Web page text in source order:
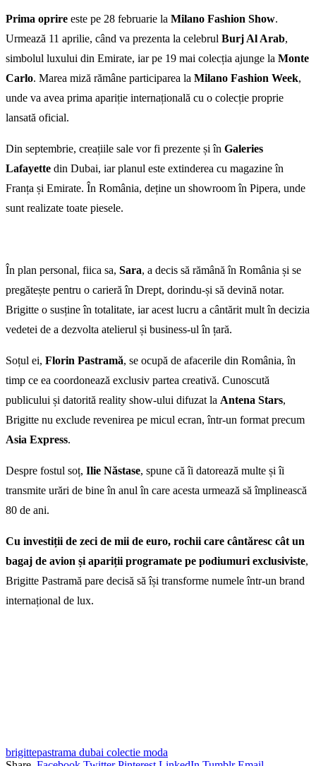
Prima oprire este pe 28 februarie la Milano Fashion Show.
Urmează 11 aprilie, când va prezenta la celebrul Burj Al Arab,
simbolul luxului din Emirate, iar pe 19 mai colecția ajunge la Monte
Carlo. Marea miză rămâne participarea la Milano Fashion Week,
unde va avea prima apariție internațională cu o colecție proprie
lansată oficial.
Din septembrie, creațiile sale vor fi prezente și în Galeries
Lafayette din Dubai, iar planul este extinderea cu magazine în
Franța și Emirate. În România, deține un showroom în Pipera, unde
sunt realizate toate piesele.
În plan personal, fiica sa, Sara, a decis să rămână în România și se
pregătește pentru o carieră în Drept, dorindu-și să devină notar.
Brigitte o susține în totalitate, iar acest lucru a cântărit mult în decizia
vedetei de a dezvolta atelierul și business-ul în țară.
Soțul ei, Florin Pastramă, se ocupă de afacerile din România, în
timp ce ea coordonează exclusiv partea creativă. Cunoscută
publicului și datorită reality show-ului difuzat la Antena Stars,
Brigitte nu exclude revenirea pe micul ecran, într-un format precum
Asia Express.
Despre fostul soț, Ilie Năstase, spune că îi datorează multe și îi
transmite urări de bine în anul în care acesta urmează să împlinească
80 de ani.
Cu investiții de zeci de mii de euro, rochii care cântăresc cât un
bagaj de avion și apariții programate pe podiumuri exclusiviste,
Brigitte Pastramă pare decisă să își transforme numele într-un brand
internațional de lux.
brigittepastrama dubai colectie moda